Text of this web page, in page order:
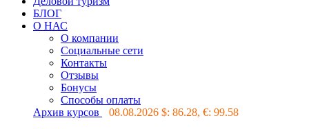
БЛОГ
О НАС
О компании
Социальные сети
Контакты
Отзывы
Бонусы
Способы оплаты
Архив курсов
08.08.2026 $: 86.28, €: 99.58